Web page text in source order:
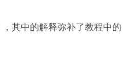
其中的解释弥补了教程中的